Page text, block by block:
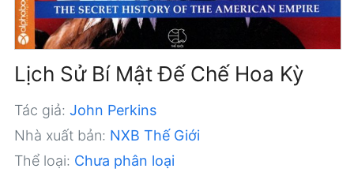
Lịch Sử Bí Mật Đế Chế Hoa Kỳ
Tác giả: John Perkins
Nhà xuất bản: NXB Thế Giới
Thể loại: Chưa phân loại